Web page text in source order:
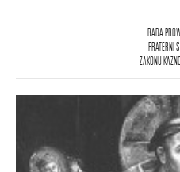
RADA
FRATERNI
ZAKONU